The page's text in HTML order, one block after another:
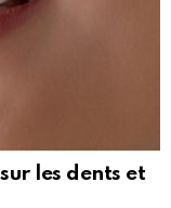
les dents et